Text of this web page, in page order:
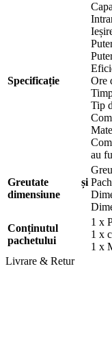
Specificație
Ore
Tip
au
Greutate și
dimensiune
Conținutul
pachetului
1 x
1 x
1 x
Livrare & Retur